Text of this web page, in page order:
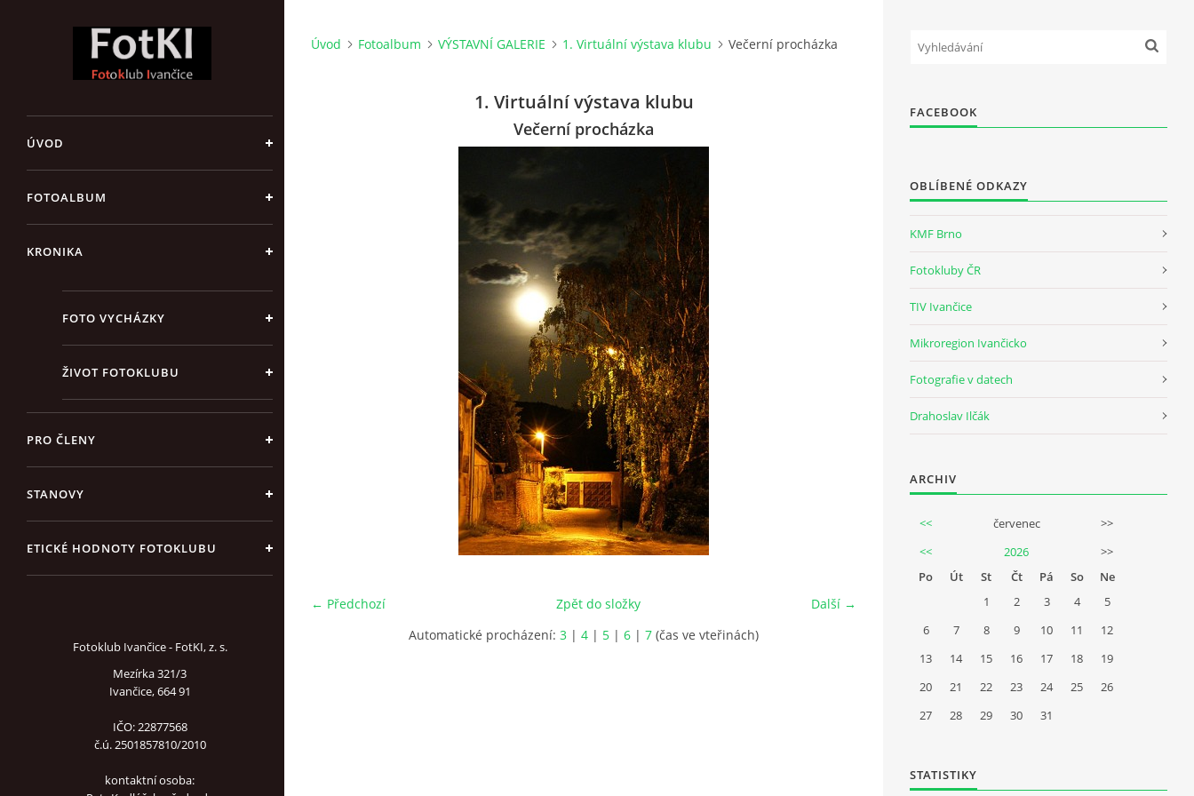
ÚVOD
FOTOALBUM
KRONIKA
FOTO VYCHÁZKY
ŽIVOT FOTOKLUBU
PRO ČLENY
STANOVY
ETICKÉ HODNOTY FOTOKLUBU
Fotoklub Ivančice - FotKI, z. s.
Mezírka 321/3
Ivančice, 664 91
IČO: 22877568
č.ú. 2501857810/2010
kontaktní osoba:
Úvod Fotoalbum VÝSTAVNÍ GALERIE 1. Virtuální výstava klubu Večerní procházka
1. Virtuální výstava klubu
Večerní procházka
← Předchozí Další →
Zpět do složky
Automatické procházení: 3 | 4 | 5 | 6 | 7 (čas ve vteřinách)
FACEBOOK
OBLÍBENÉ ODKAZY
KMF Brno
Fotokluby ČR
TIV Ivančice
Mikroregion Ivančicko
Fotografie v datech
Drahoslav Ilčák
ARCHIV
<< červenec
>>
<<
2026
>>
Po
Út St Čt Pá So
Ne
1
2 3 4
5
6
7 8 9 10 11
12
13
14 15 16 17 18
19
20
21 22 23 24 25
26
27
28 29 30 31
STATISTIKY